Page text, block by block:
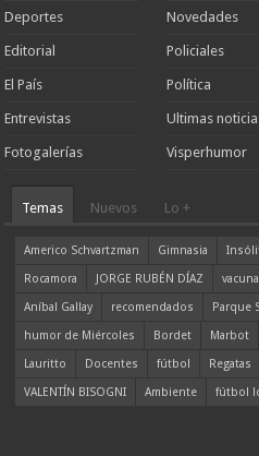
Deportes
Editorial
El País
Entrevistas
Fotogalerías
Novedades
Policiales
Política
Ultimas
Visperhumor
Temas Nuevos Lo +
Americo Schvartzman Gimnasia
Rocamora
JORGE RUBÉN DÍAZ
Aníbal Gallay
recomendados Parque
humor de Miércoles
Bordet Marbot
Lauritto
Docentes fútbol Regatas
VALENTÍN BISOGNI
Ambiente fútbol